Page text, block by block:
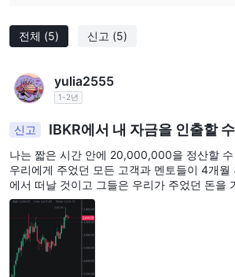
을 인출할 수 없다고 보고했습니다.
총론적으로, IBKR VIP limited를 거래하기로
은 상태뿐만 아니라 사기와 인출 어려움에 노
에 빠뜨릴 것입니다. 게다가 거래 중 문제가 발
따라서 규제를 받고 신뢰할 수 있는 대안을 선
택입니다.
전체 (5) 신고 (5)
yulia2555
1-2년
신고 IBKR에서 내 자금을 인출할
나는 짧은 시간 안에 20,000,000을 정산할
우리에게 주었던 모든 고객과 멘토들이 4개
에서 떠날 것이고 그들은 우리가 주었던 돈을